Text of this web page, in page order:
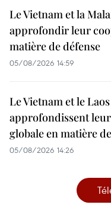
Le Vietnam et la
approfondir leur
matière de défense
05/08/2026 14:59
Le Vietnam et le Laos
approfondissent
globale en matière
05/08/2026 14:26